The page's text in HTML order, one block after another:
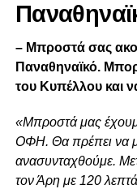
– Μπροστά σας
Παναθηναϊκό.
του Κυπέλλου και
«Μπροστά μας
ΟΦΗ. Θα πρέπει να
ανασυνταχθούμε.
τον Άρη με 120